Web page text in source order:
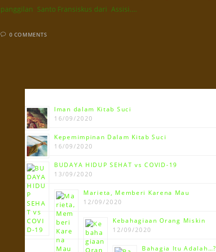
panggilan Santo Fransiskus dari Assisi.…
0 COMMENTS
Terbaru!!!
Iman dalam Kitab Suci
16/09/2020
Kepemimpinan Dalam Kitab Suci
16/09/2020
BUDAYA HIDUP SEHAT vs COVID-19
13/09/2020
Marieta, Memberi Karena Mau
12/09/2020
Kebahagiaan Orang Miskin
12/09/2020
Bahagia Itu Adalah…?